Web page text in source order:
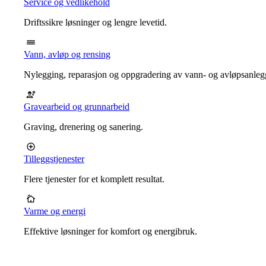
Driftssikre løsninger og lengre levetid.
Vann, avløp og rensing
Nylegging, reparasjon og oppgradering av vann- og
Gravearbeid og grunnarbeid
Graving, drenering og sanering.
Tilleggstjenester
Flere tjenester for et komplett resultat.
Varme og energi
Effektive løsninger for komfort og energibruk.